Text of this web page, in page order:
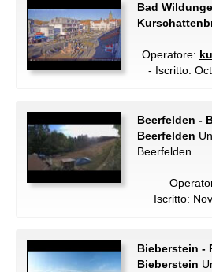
Bad
Operatore:
- Iscritto:
Beerfelden -
Beerfelden
Beerfelden.
Iscritto:
Bieberstein -
Bieberstein